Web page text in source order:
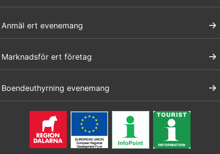
Anmäl ert evenemang
Marknadsför ert företag
Boendeuthyrning evenemang